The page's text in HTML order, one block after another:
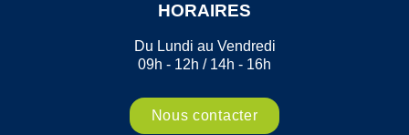
HORAIRES
Du Lundi au Vendredi
09h - 12h / 14h - 16h
Nous contacter